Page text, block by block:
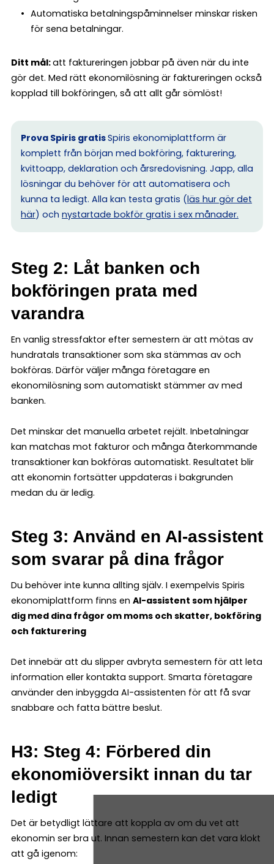
Automatiska betalningspåminnelser minskar risken
för sena betalningar.
Ditt mål:att faktureringen jobbar på även när du inte
gör det. Med rätt ekonomilösning är faktureringen också
kopplad till bokföringen, så att allt går sömlöst!
Prova Spiris gratisSpiris ekonomiplattform är
komplett från början med bokföring, fakturering,
kvittoapp, deklaration och årsredovisning. Japp, alla
lösningar du behöver för att automatisera och
kunna ta ledigt. Alla kan testa gratis (läs hur gör det
här) och nystartade bokför gratis i sex månader.
Steg 2: Låt banken och
bokföringen prata med
varandra
En vanlig stressfaktor efter semestern är att mötas av
hundratals transaktioner som ska stämmas av och
bokföras. Därför väljer många företagare en
ekonomilösning som automatiskt stämmer av med
banken.
Det minskar det manuella arbetet rejält. Inbetalningar
kan matchas mot fakturor och många återkommande
transaktioner kan bokföras automatiskt. Resultatet blir
att ekonomin fortsätter uppdateras i bakgrunden
medan du är ledig.
Steg 3: Använd en AI-assistent
som svarar på dina frågor
Du behöver inte kunna allting själv. I exempelvis Spiris
ekonomiplattform finns en AI-assistent som hjälper
dig med dina frågor om moms och skatter, bokföring
och fakturering
Det innebär att du slipper avbryta semestern för att leta
information eller kontakta support. Smarta företagare
använder den inbyggda AI-assistenten för att få svar
snabbare och fatta bättre beslut.
H3: Steg 4: Förbered din
ekonomiöversikt innan du tar
ledigt
Det är betydligt lättare att koppla av om du vet att
ekonomin ser bra ut. Innan semestern kan det vara klokt
att gå igenom: